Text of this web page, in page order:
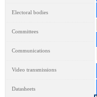
Electoral bodies
Committees
Communications
Video transmissions
Datasheets